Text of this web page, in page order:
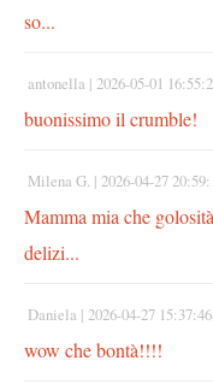
so...
antonella | 2026-05-01
buonissimo il crumble!
Milena G. | 2026-04-27
Mamma mia che
delizi...
Daniela | 2026-04-27 15:37:46
wow che bontà!!!!